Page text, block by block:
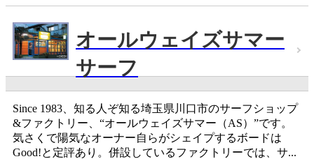
オールウェイズサマー
サーフ
Since 1983、知る人ぞ知る埼玉県川口市のサーフショップ
&ファクトリー、“オールウェイズサマー（AS）”です。
気さくで陽気なオーナー自らがシェイプするボードは
Good!と定評あり。併設しているファクトリーでは、サ...